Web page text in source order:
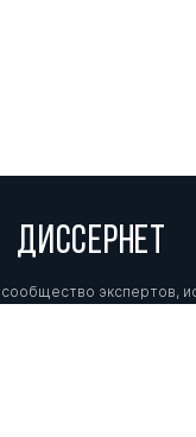
ДИССЕРНЕТ
экспертов,
свой труд